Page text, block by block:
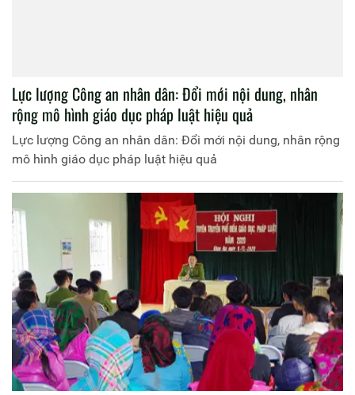
Lực lượng Công an nhân dân: Đổi mới nội dung, nhân
rộng mô hình giáo dục pháp luật hiệu quả
Lực lượng Công an nhân dân: Đổi mới nội dung, nhân rộng
mô hình giáo dục pháp luật hiệu quả